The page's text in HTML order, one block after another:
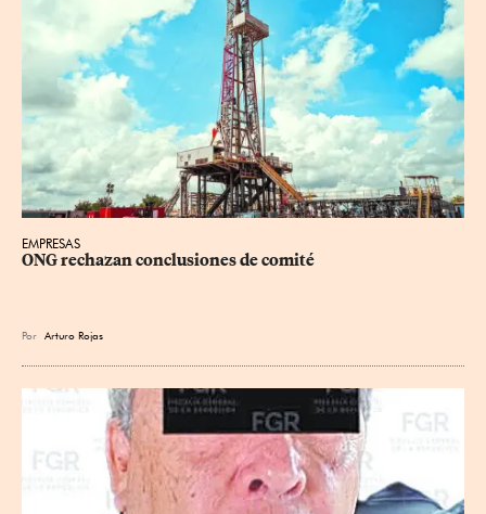
EMPRESAS
ONG rechazan conclusiones de comité
Por Arturo Rojas